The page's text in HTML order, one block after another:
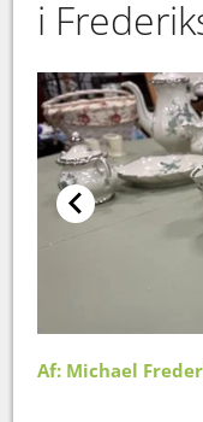
i
Af: Michael